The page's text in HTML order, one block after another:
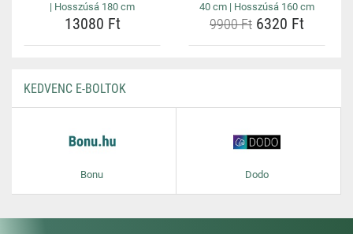
| Hosszúsá 180 cm
13080 Ft
40 cm | Hosszúsá 160 cm
9900 Ft 6320 Ft
KEDVENC E-BOLTOK
Bonu Dodo